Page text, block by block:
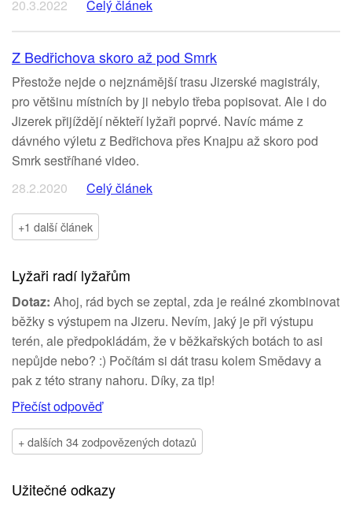
20.3.2022 Celý článek
Z Bedřichova skoro až pod Smrk
Přestože nejde o nejznámější trasu Jizerské magistrály,
pro většinu místních by ji nebylo třeba popisovat. Ale i do
Jizerek přijíždějí někteří lyžaři poprvé. Navíc máme z
dávného výletu z Bedřichova přes Knajpu až skoro pod
Smrk sestříhané video.
28.2.2020
Celý článek
+1 další článek
Lyžaři radí lyžařům
Dotaz: Ahoj, rád bych se zeptal, zda je reálné zkombinovat
běžky s výstupem na Jizeru. Nevím, jaký je při výstupu
terén, ale předpokládám, že v běžkařských botách to asi
nepůjde nebo? :) Počítám si dát trasu kolem Smědavy a
pak z této strany nahoru. Díky, za tip!
Přečíst odpověď
+ dalších 34 zodpovězených dotazů
Užitečné odkazy